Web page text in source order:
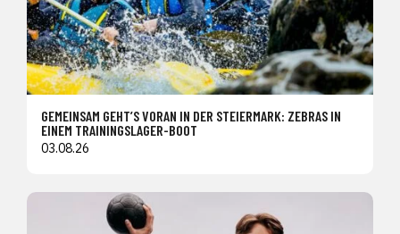
GEMEINSAM GEHT’S VORAN IN DER STEIERMARK: ZEBRAS IN
EINEM TRAININGSLAGER-BOOT
03.08.26